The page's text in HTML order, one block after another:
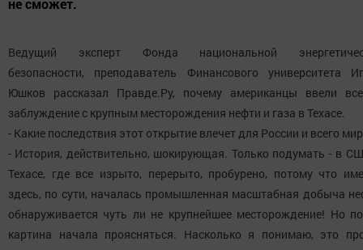
Ведущий эксперт Фонда национальной
безопасности, преподаватель Финансового университета
Юшков рассказал Правде.Ру, почему американцы ввели
заблуждение с крупным месторождения нефти и газа в Техасе.
- Какие последствия этот открытие влечет для России и всего
- История, действительно, шокирующая. Только подумать - в
Техасе, где все изрыто, перерыто, пробурено, потому что
здесь, по сути, началась промышленная масштабная добыча
обнаруживается чуть ли не крупнейшее месторождение! Но
картина начала проясняться. Насколько я понимаю, это